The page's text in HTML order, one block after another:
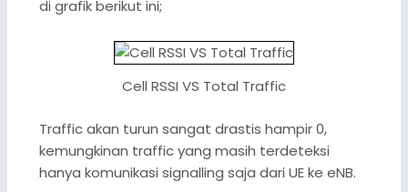
di grafik berikut ini;
Cell RSSI VS Total Traffic
Traffic akan turun sangat drastis hampir 0,
kemungkinan traffic yang masih terdeteksi
hanya komunikasi signalling saja dari UE ke eNB.